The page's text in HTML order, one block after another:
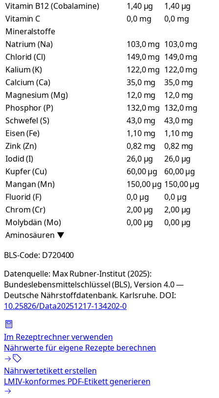
Vitamin B12 (Cobalamine)
1,40 µg
1,40 µg
Vitamin C
0,0 mg
0,0 mg
Mineralstoffe
Natrium (Na)
103,0 mg 103,0 mg
Chlorid (Cl)
149,0 mg 149,0 mg
Kalium (K)
122,0 mg 122,0 mg
Calcium (Ca)
35,0 mg
35,0 mg
Magnesium (Mg)
12,0 mg
12,0 mg
Phosphor (P)
132,0 mg 132,0 mg
Schwefel (S)
43,0 mg
43,0 mg
Eisen (Fe)
1,10 mg
1,10 mg
Zink (Zn)
0,82 mg
0,82 mg
Iodid (I)
26,0 µg
26,0 µg
Kupfer (Cu)
60,00 µg
60,00 µg
Mangan (Mn)
150,00 µg 150,00 µg
Fluorid (F)
0,0 µg
0,0 µg
Chrom (Cr)
2,00 µg
2,00 µg
Molybdän (Mo)
0,00 µg
0,00 µg
Aminosäuren ▼
BLS-Code: D720400
Datenquelle: Max Rubner-Institut (2025):
Bundeslebensmittelschlüssel (BLS), Version 4.0 —
Deutsche Nährstoffdatenbank. Karlsruhe. DOI:
10.25826/Data20251217-134202-0
Im Rezeptrechner verwenden
Nährwerte für eigene Rezepte berechnen
Nährwertetikett erstellen
LMIV-konformes PDF-Etikett generieren